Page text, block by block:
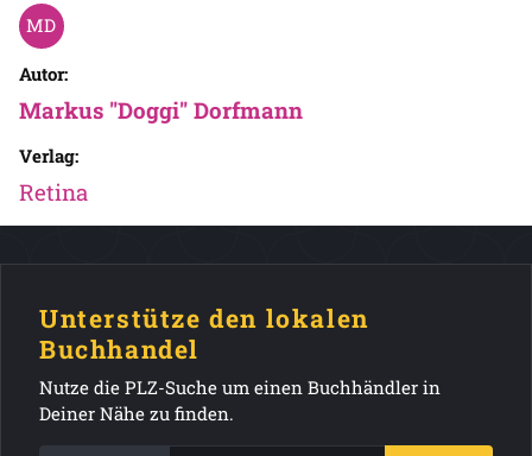
Autor:
Markus "Doggi" Dorfmann
Verlag:
Retina
Unterstütze den lokalen
Buchhandel
Nutze die PLZ-Suche um einen Buchhändler in
Deiner Nähe zu finden.